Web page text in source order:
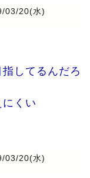
03/20(水)
してるんだろ
くい
03/20(水)